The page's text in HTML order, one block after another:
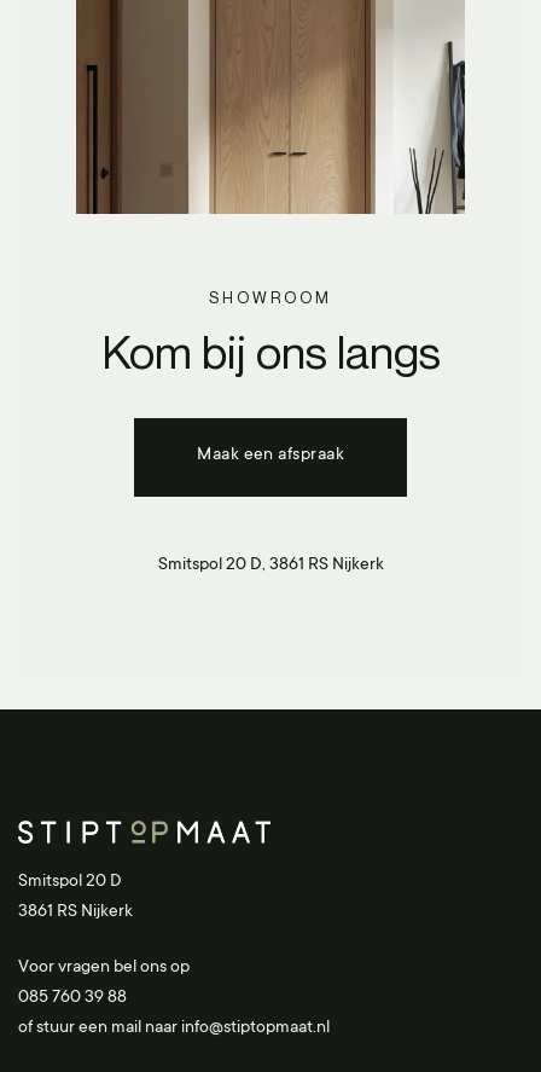
SHOWROOM
Kom bij ons langs
Maak een afspraak
Smitspol 20 D, 3861 RS Nijkerk
Smitspol 20 D
3861 RS Nijkerk
Voor vragen bel ons op
085 760 39 88
of stuur een mail naar info@stiptopmaat.nl